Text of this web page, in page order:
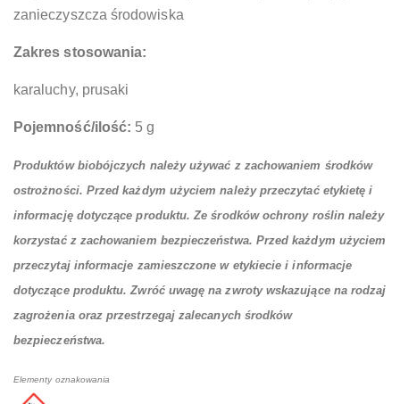
zanieczyszcza środowiska
Zakres stosowania:
karaluchy, prusaki
Pojemność/ilość: 5 g
Produktów biobójczych należy używać z zachowaniem środków
ostrożności. Przed każdym użyciem należy przeczytać etykietę i
informację dotyczące produktu. Ze środków ochrony roślin należy
korzystać z zachowaniem bezpieczeństwa. Przed każdym użyciem
przeczytaj informacje zamieszczone w etykiecie i informacje
dotyczące produktu. Zwróć uwagę na zwroty wskazujące na rodzaj
zagrożenia oraz przestrzegaj zalecanych środków
bezpieczeństwa.
Elementy oznakowania